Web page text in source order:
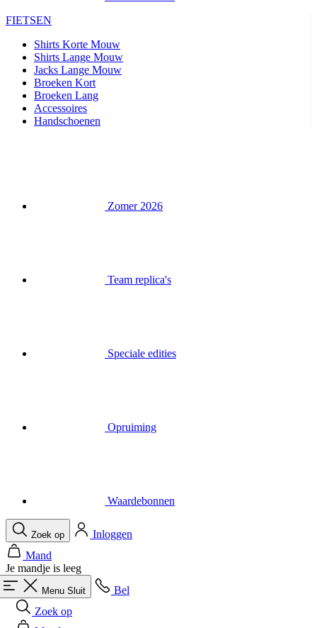
Broeken Kort
Accessoires
Handschoenen
Je mandje is leeg
Menu Sluit
Bel
Zoek op
Mand